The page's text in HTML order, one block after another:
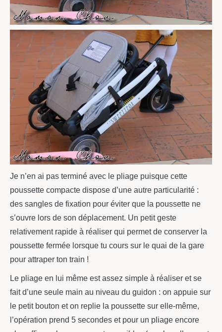
Je n’en ai pas terminé avec le pliage puisque cette
poussette compacte dispose d’une autre particularité :
des sangles de fixation pour éviter que la poussette ne
s’ouvre lors de son déplacement. Un petit geste
relativement rapide à réaliser qui permet de conserver la
poussette fermée lorsque tu cours sur le quai de la gare
pour attraper ton train !
Le pliage en lui même est assez simple à réaliser et se
fait d’une seule main au niveau du guidon : on appuie sur
le petit bouton et on replie la poussette sur elle-même,
l’opération prend 5 secondes et pour un pliage encore